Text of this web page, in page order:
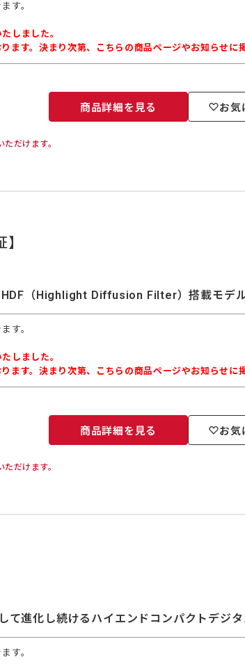
す。
しました。
ます。決まり次第、こちらの商品ページやお知らせに
商品詳細を見る お気
だけます。
HDF（Highlight Diffusion Filter）搭載モデ
す。
しました。
ます。決まり次第、こちらの商品ページやお知らせに
商品詳細を見る お気
だけます。
て進化し続けるハイエンドコンパクトデジ
す。